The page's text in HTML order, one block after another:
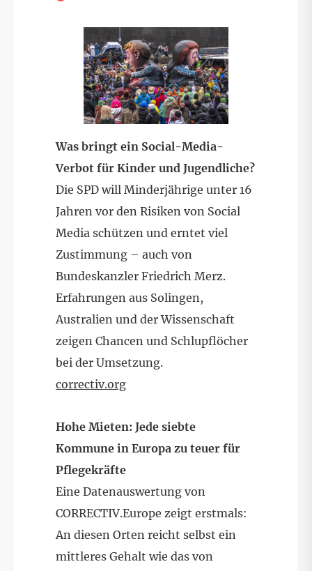
Was bringt ein Social-Media-
Verbot für Kinder und Jugendliche?
Die SPD will Minderjährige unter 16
Jahren vor den Risiken von Social
Media schützen und erntet viel
Zustimmung – auch von
Bundeskanzler Friedrich Merz.
Erfahrungen aus Solingen,
Australien und der Wissenschaft
zeigen Chancen und Schlupflöcher
bei der Umsetzung.
correctiv.org
Hohe Mieten: Jede siebte
Kommune in Europa zu teuer für
Pflegekräfte
Eine Datenauswertung von
CORRECTIV.Europe zeigt erstmals:
An diesen Orten reicht selbst ein
mittleres Gehalt wie das von